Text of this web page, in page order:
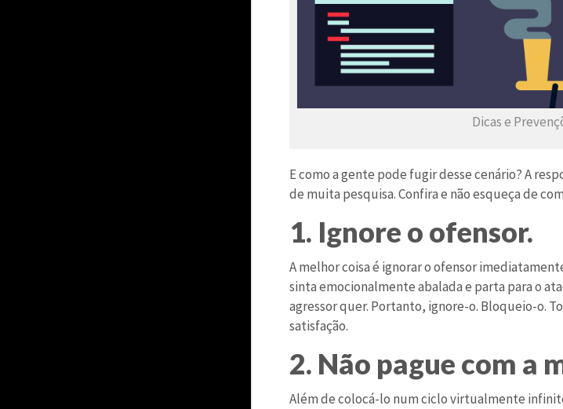
Dicas e
E como a gente pode fugir desse cenário? A
de muita pesquisa. Confira e não esqueça de
1. Ignore o ofensor.
A melhor coisa é ignorar o ofensor
sinta emocionalmente abalada e parta para o
agressor quer. Portanto, ignore-o. Bloqueio-o.
satisfação.
2. Não pague com a
Além de colocá-lo num ciclo virtualmente